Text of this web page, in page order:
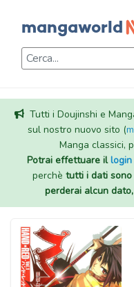
Tutti i Doujinshi e
sul nostro nuovo sito (
Manga classici,
Potrai effettuare illogin
perchè tutti i dati sono
perderai alcun